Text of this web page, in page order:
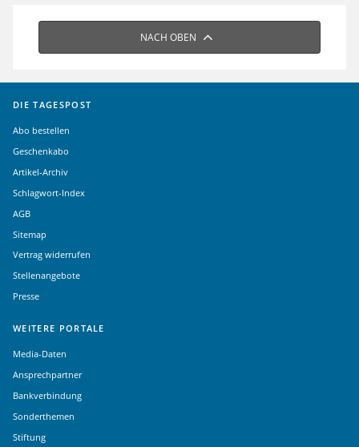
NACH OBEN
DIE TAGESPOST
Abo bestellen
Geschenkabo
Artikel-Archiv
Schlagwort-Index
AGB
Sitemap
Vertrag widerrufen
Stellenangebote
Presse
WEITERE PORTALE
Media-Daten
Ansprechpartner
Bankverbindung
Sonderthemen
Stiftung